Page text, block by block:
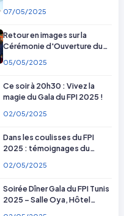
partenaires !
07/05/2025
Retour en images sur la
Cérémonie d'Ouverture du
FPI Tunis 2025
05/05/2025
Ce soir à 20h30 : Vivez la
magie du Gala du FPI 2025 !
02/05/2025
Dans les coulisses du FPI
2025 : témoignages du
d'organisation
02/05/2025
Soirée Dîner Gala du FPI Tunis
2025 – Salle Oya, Hôtel